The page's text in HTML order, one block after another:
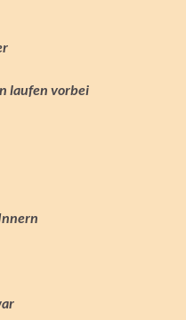
laufen vorbei